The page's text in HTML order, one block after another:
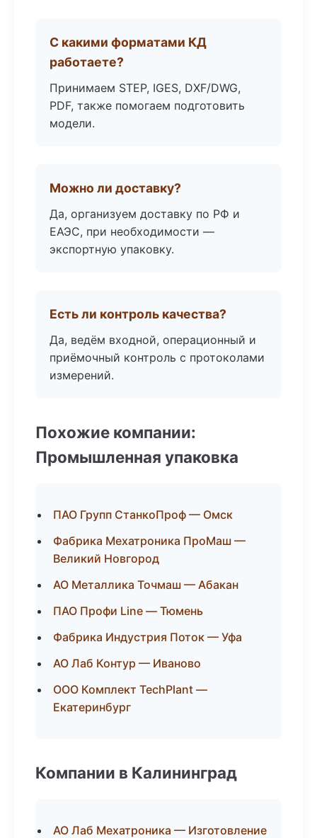
С какими форматами КД
работаете?
Принимаем STEP, IGES, DXF/DWG,
PDF, также помогаем подготовить
модели.
Можно ли доставку?
Да, организуем доставку по РФ и
ЕАЭС, при необходимости —
экспортную упаковку.
Есть ли контроль качества?
Да, ведём входной, операционный и
приёмочный контроль с протоколами
измерений.
Похожие компании:
Промышленная упаковка
ПАО Групп СтанкоПроф — Омск
Фабрика Мехатроника ПроМаш —
Великий Новгород
АО Металлика Точмаш — Абакан
ПАО Профи Line — Тюмень
Фабрика Индустрия Поток — Уфа
АО Лаб Контур — Иваново
ООО Комплект TechPlant —
Екатеринбург
Компании в Калининград
АО Лаб Мехатроника — Изготовление